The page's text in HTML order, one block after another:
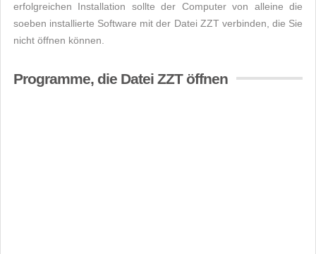
erfolgreichen Installation sollte der Computer von alleine die
soeben installierte Software mit der Datei ZZT verbinden, die Sie
nicht öffnen können.
Programme, die Datei ZZT öffnen